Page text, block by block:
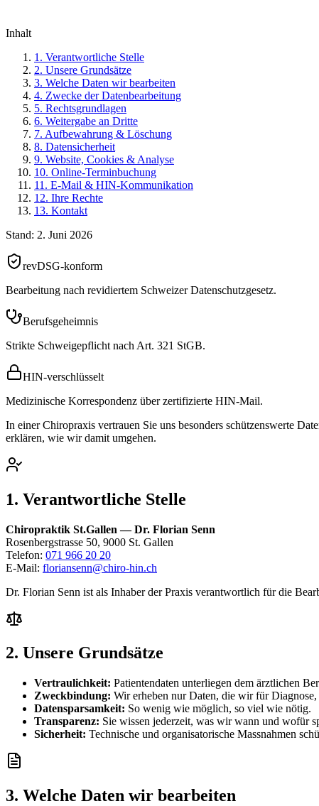
Inhalt
1. Verantwortliche Stelle
2. Unsere Grundsätze
3. Welche Daten wir bearbeiten
4. Zwecke der Datenbearbeitung
5. Rechtsgrundlagen
6. Weitergabe an Dritte
7. Aufbewahrung & Löschung
8. Datensicherheit
9. Website, Cookies & Analyse
10. Online-Terminbuchung
11. E-Mail & HIN-Kommunikation
12. Ihre Rechte
13. Kontakt
Stand: 2. Juni 2026
revDSG-konform
Bearbeitung nach revidiertem Schweizer Datenschutzgesetz.
Berufsgeheimnis
Strikte Schweigepflicht nach Art. 321 StGB.
HIN-verschlüsselt
Medizinische Korrespondenz über zertifizierte HIN-Mail.
In einer Chiropraxis vertrauen Sie uns besonders schützenswerte
erklären, wie wir damit umgehen.
1. Verantwortliche Stelle
Chiropraktik St.Gallen — Dr. Florian Senn
Rosenbergstrasse 50, 9000 St. Gallen
Telefon: 071 966 20 20
E-Mail: floriansenn@chiro-hin.ch
Dr. Florian Senn ist als Inhaber der Praxis verantwortlich für die
2. Unsere Grundsätze
Vertraulichkeit: Patientendaten unterliegen dem ärztlichen
Zweckbindung: Wir erheben nur Daten, die wir für
Datensparsamkeit: So wenig wie möglich, so viel wie nötig.
Transparenz: Sie wissen jederzeit, was wir wann und wofür
Sicherheit: Technische und organisatorische Massnahmen
3. Welche Daten wir bearbeiten